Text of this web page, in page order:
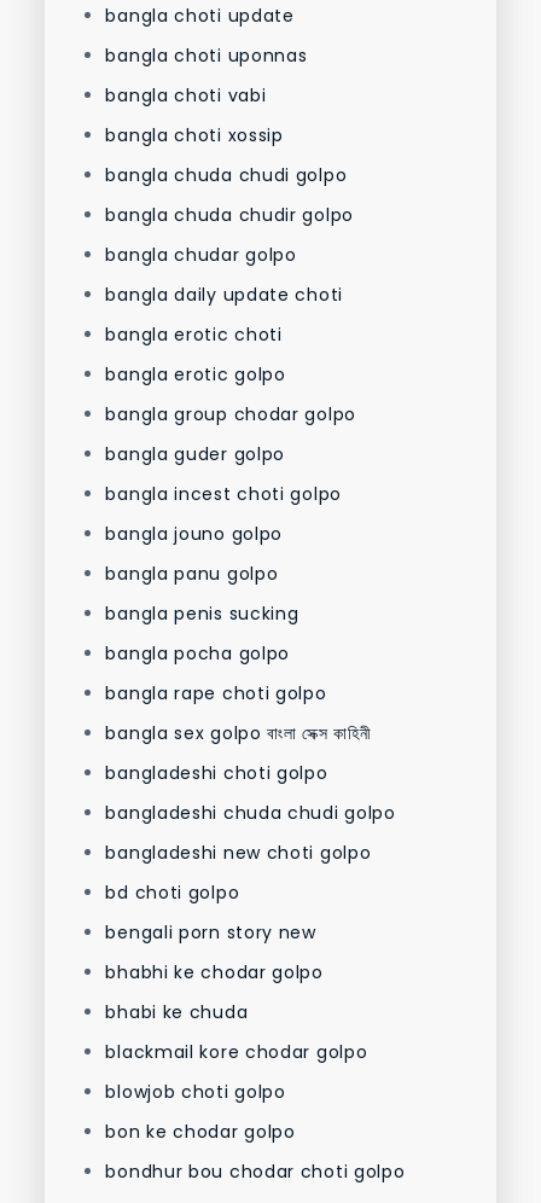
bangla choti update
bangla choti uponnas
bangla choti vabi
bangla choti xossip
bangla chuda chudi golpo
bangla chuda chudir golpo
bangla chudar golpo
bangla daily update choti
bangla erotic choti
bangla erotic golpo
bangla group chodar golpo
bangla guder golpo
bangla incest choti golpo
bangla jouno golpo
bangla panu golpo
bangla penis sucking
bangla pocha golpo
bangla rape choti golpo
bangla sex golpo বাংলা সেক্স কাহিনী
bangladeshi choti golpo
bangladeshi chuda chudi golpo
bangladeshi new choti golpo
bd choti golpo
bengali porn story new
bhabhi ke chodar golpo
bhabi ke chuda
blackmail kore chodar golpo
blowjob choti golpo
bon ke chodar golpo
bondhur bou chodar choti golpo